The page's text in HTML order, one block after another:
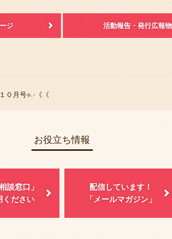
ジ 活動報告・発行広報
０月号⟡.·《《
お役立ち情報
談窓口」
ください
配信しています！
「メールマガジン」